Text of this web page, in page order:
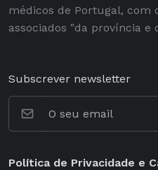
médicos de Portugal, com
associados "da província e
Subscrever newsletter
Política de Privacidade e